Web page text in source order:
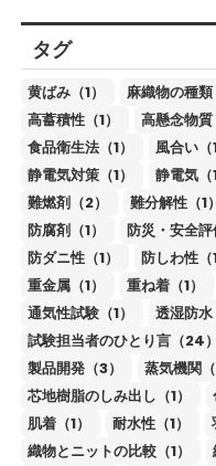
タグ
黄ばみ（1） 麻織物の種類
高蓄積性（1）
高懸念物質
食品衛生法（1）
風合い（1
静電気対策（1）
静電気（1
難燃剤（2）
難分解性（1）
防腐剤（1）
防災・安全評
防ダニ性（1）
防しわ性（1
重金属（1）
重ね着（1）
通気性試験（1）
透湿防水
試験担当者のひとり言（24）
製品開発（3）
蒸気機関（
芯地樹脂のしみ出し（1）
肌着（1）
耐水性（1）
織物とニットの比較（1）